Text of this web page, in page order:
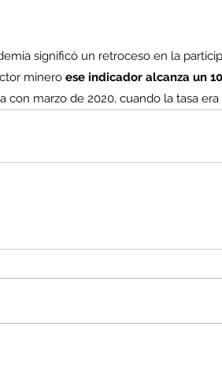
significó un retroceso en la
minero ese indicador alcanza un
marzo de 2020, cuando la tasa era